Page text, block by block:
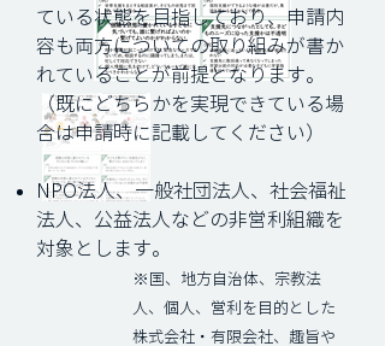
ている状態を目指しており、申請内
容も両方についての取り組みが書か
れていることが前提となります。
（既にどちらかを実現できている場
合は申請時に記載してください）
NPO法人、一般社団法人、社会福祉
法人、公益法人などの非営利組織を
対象とします。
※国、地方自治体、宗教法
人、個人、営利を目的とした
株式会社・有限会社、趣旨や